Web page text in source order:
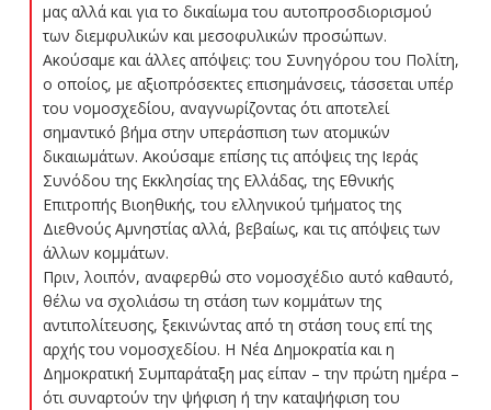
μας αλλά και για το δικαίωμα του αυτοπροσδιορισμού
των διεμφυλικών και μεσοφυλικών προσώπων.
Ακούσαμε και άλλες απόψεις: του Συνηγόρου του Πολίτη,
ο οποίος, με αξιοπρόσεκτες επισημάνσεις, τάσσεται υπέρ
του νομοσχεδίου, αναγνωρίζοντας ότι αποτελεί
σημαντικό βήμα στην υπεράσπιση των ατομικών
δικαιωμάτων. Ακούσαμε επίσης τις απόψεις της Ιεράς
Συνόδου της Εκκλησίας της Ελλάδας, της Εθνικής
Επιτροπής Βιοηθικής, του ελληνικού τμήματος της
Διεθνούς Αμνηστίας αλλά, βεβαίως, και τις απόψεις των
άλλων κομμάτων.
Πριν, λοιπόν, αναφερθώ στο νομοσχέδιο αυτό καθαυτό,
θέλω να σχολιάσω τη στάση των κομμάτων της
αντιπολίτευσης, ξεκινώντας από τη στάση τους επί της
αρχής του νομοσχεδίου. Η Νέα Δημοκρατία και η
Δημοκρατική Συμπαράταξη μας είπαν – την πρώτη ημέρα –
ότι συναρτούν την ψήφιση ή την καταψήφιση του